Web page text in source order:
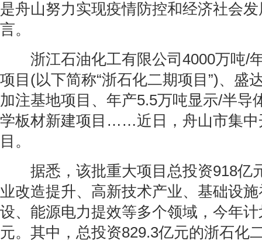
是舟山努力实现疫情防控和经济社会发
言。
浙江石油化工有限公司4000万吨/
项目(以下简称“浙石化二期项目”)、盛
加注基地项目、年产5.5万吨显示/半导
学板材新建项目……近日，舟山市集中
目。
据悉，该批重大项目总投资918亿
业改造提升、高新技术产业、基础设
设、能源电力提效等多个领域，今年
元。其中，总投资829.3亿元的浙石化